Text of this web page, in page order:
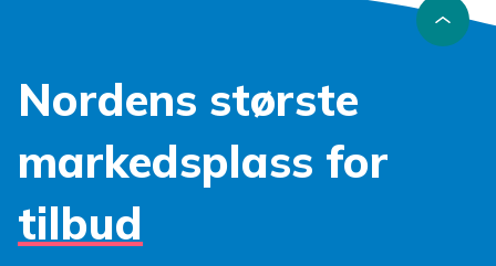
lommen eller bli skadet. Våre armbånd er
sportsarmbånd
sitter som støpt på armen.
De pustende materialene sørger for komfort,
modeller tilbyr enkel tilgang til skjermen og
Enten du foretrekker en minimalistisk stil eller
et armbånd med ekstra oppbevaringsrom for
Nordens største
markedsplass for
tilbud